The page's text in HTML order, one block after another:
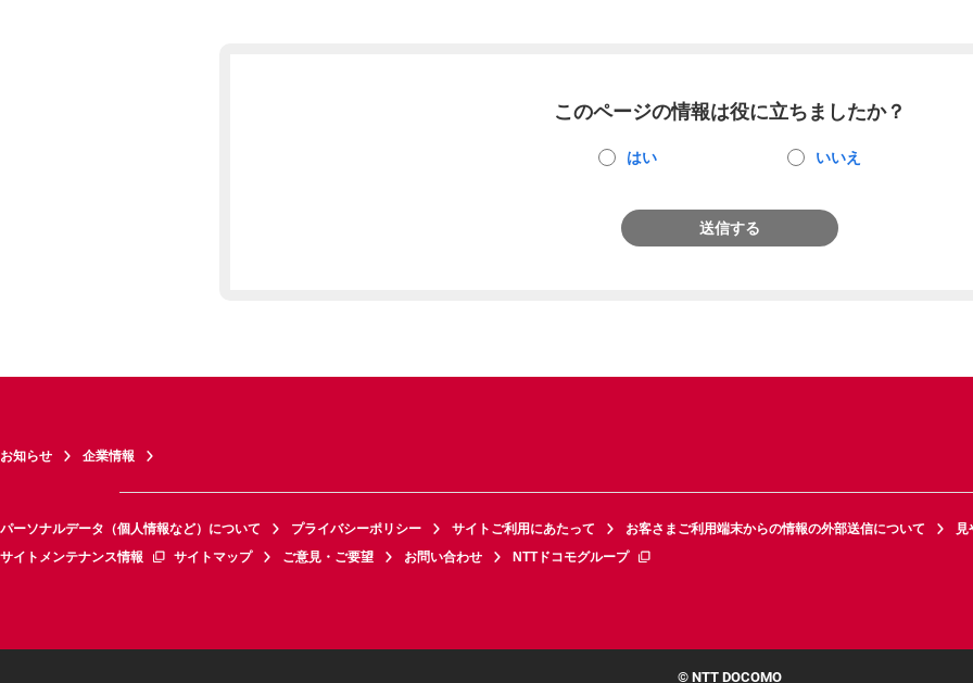
このページの情報は役に立ちましたか？
はい いいえ
送信する
お知らせ 企業情報
パーソナルデータ（個人情報など）について プライバシーポリシー サイトご利用にあたって お客さまご利用端末からの情報の外部送信について
見
サイトメンテナンス情報
サイトマップ ご意見・ご要望 お問い合わせ NTTドコモグループ
© NTT DOCOMO